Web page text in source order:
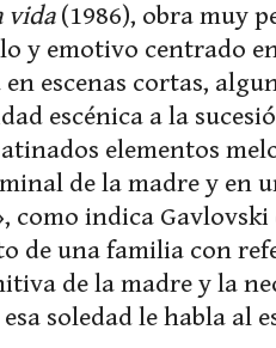
vida(1986), obra muy
y emotivo centrado
escenas cortas,
escénica a la
elementos
de la madre y en
como indica
de una familia con
de la madre y la
soledad le habla al